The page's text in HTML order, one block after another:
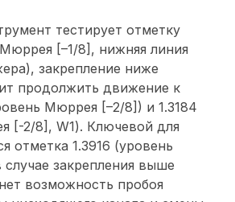
тестирует отметку
[–1/8], нижняя линия
закрепление ниже
продолжить движение к
Мюррея [–2/8]) и 1.3184
[-2/8], W1). Ключевой для
отметка 1.3916 (уровень
закрепления выше
возможность пробоя